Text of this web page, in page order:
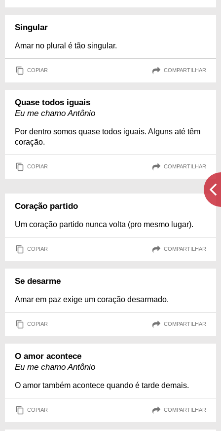
Singular
Amar no plural é tão singular.
COPIAR COMPARTILHAR
Quase todos iguais
Eu me chamo Antônio
Por dentro somos quase todos iguais. Alguns até têm
coração.
COPIAR COMPARTILHAR
Coração partido
Um coração partido nunca volta (pro mesmo lugar).
COPIAR COMPARTILHAR
Se desarme
Amar em paz exige um coração desarmado.
COPIAR COMPARTILHAR
O amor acontece
Eu me chamo Antônio
O amor também acontece quando é tarde demais.
COPIAR COMPARTILHAR